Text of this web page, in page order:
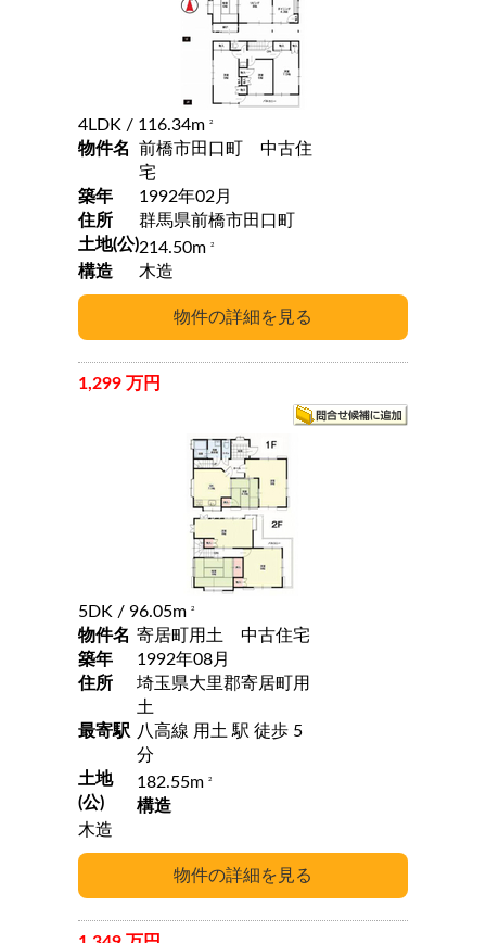
4LDK / 116.34m 2
物件名
前橋市田口町 中古住
宅
築年
1992年02月
住所
群馬県前橋市田口町
土地(公)214.50m 2
構造 木造
1,299 万円
5DK / 96.05m 2
物件名 寄居町用土 中古住宅
築年
1992年08月
住所
埼玉県大里郡寄居町用
土
最寄駅 八高線 用土 駅 徒歩 5
分
土地
(公)
182.55m2
構造
木造